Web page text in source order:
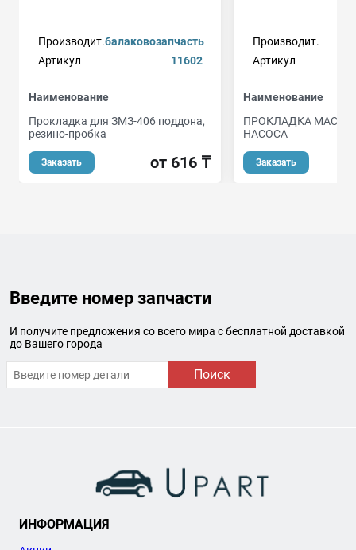
Производит.балаковозапчасть
Артикул
11602
Наименование
Прокладка для ЗМЗ-406 поддона,
резино-пробка
Заказать от 616 ₸
Производит.
Артикул
Наименование
ПРОКЛАДКА
НАСОСА
Заказать
Введите номер запчасти
И получите предложения со всего мира с бесплатной доставкой
до Вашего города
Поиск
ИНФОРМАЦИЯ